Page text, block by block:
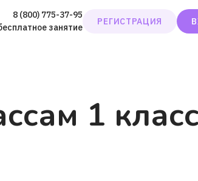
8 (800) 775-37-95
занятие
РЕГИСТРАЦИЯ
1